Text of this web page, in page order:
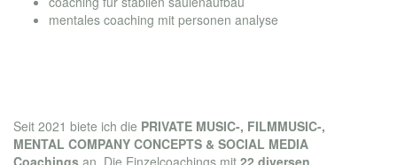
mentales coaching mit personen analyse
Seit 2021 biete ich die PRIVATE MUSIC-, FILMMUSIC-,
MENTAL COMPANY CONCEPTS & SOCIAL MEDIA
Coachings an. Die Einzelcoachings mit 22 diversen